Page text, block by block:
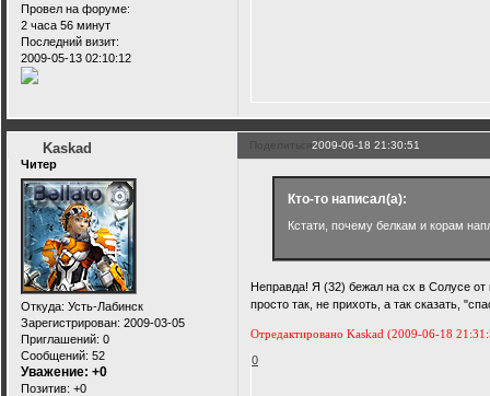
Провел на форуме:
2 часа 56 минут
Последний визит:
2009-05-13 02:10:12
Поделиться2009-06-18 21:30:51
Kaskad
Читер
Откуда: Усть-Лабинск
Зарегистрирован: 2009-03-05
Приглашений: 0
Сообщений: 52
Уважение: +0
Позитив: +0
Кто-то написал(а):
Кстати, почему белкам и корам
Неправда! Я (32) бежал на сх в Солусе
просто так, не прихоть, а так сказать,
Отредактировано Kaskad (2009-06-18
0